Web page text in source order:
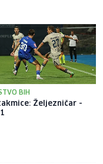
BIH
Željezničar -